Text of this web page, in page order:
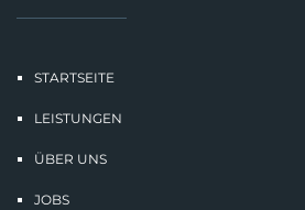
STARTSEITE
LEISTUNGEN
ÜBER UNS
JOBS